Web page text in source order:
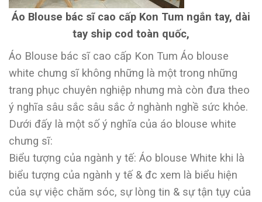
Áo Blouse bác sĩ cao cấp Kon Tum ngắn tay, dài
tay ship cod toàn quốc,
Áo Blouse bác sĩ cao cấp Kon Tum Áo blouse
white chưng sĩ không những là một trong những
trang phục chuyên nghiệp nhưng mà còn đưa theo
ý nghĩa sâu sắc sâu sắc ở nghành nghề sức khỏe.
Dưới đấy là một số ý nghĩa của áo blouse white
chưng sĩ:
Biểu tượng của ngành y tế: Áo blouse White khi là
biểu tượng của ngành y tế & đc xem là biểu hiện
của sự việc chăm sóc, sự lòng tin & sự tận tụy của